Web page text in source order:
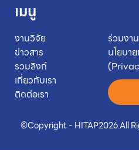
©Copyright - HITAP2026.All
เมนู
งานวิจัย
ข่าวสาร
รวมลิงก์
เกี่ยวกับเรา
ติดต่อเรา
ร่วมงา
นโยบา